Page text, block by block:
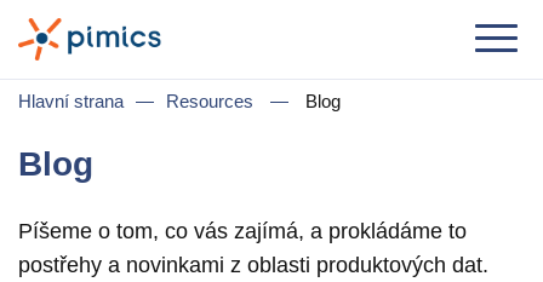
Řešení
Dle role
Marketing Manager
Hlavní strana — Resources — Blog
Blog
Píšeme o tom, co vás zajímá, a prokládáme to
postřehy a novinkami z oblasti produktových dat.